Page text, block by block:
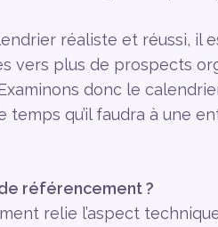
réaliste et réussi, il
vers plus de prospects
donc le
qu’il faudra à une
référencement ?
relie l’aspect